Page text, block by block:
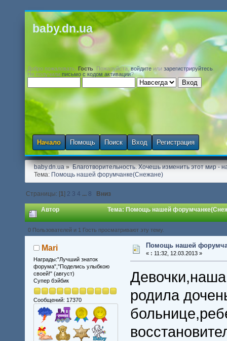
baby.dn.ua
Добро пожаловать, Гость . Пожалуйста,войдите или зарегистрируйтесь
Не получили письмо с кодом активации?
Начало Помощь Поиск Вход Регистрация
baby.dn.ua» Благотворительность. Хочешь изменить этот мир -
Тема: Помощь нашей форумчанке(Снежане)
Страницы: [1] 2 3 4 ... 8 Вниз
Автор Тема: Помощь нашей
0 Пользователей и 1 Гость просматривают эту тему.
Mari
Награды:"Лучший знаток
форума","Поделись улыбкою
своей!" (август)
Супер бэйбик
Сообщений: 17370
Помощь нашей
« : 11:32, 12.03.2013 »
родила